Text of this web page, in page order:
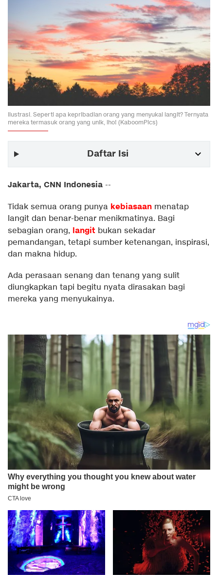
Ilustrasi. Seperti apa kepribadian orang yang menyukai langit? Ternyata
mereka termasuk orang yang unik, lho! (KaboomPics)
Daftar Isi
Jakarta, CNN Indonesia --
Tidak semua orang punya kebiasaan menatap
langit dan benar-benar menikmatinya. Bagi
sebagian orang, langit bukan sekadar
pemandangan, tetapi sumber ketenangan, inspirasi,
dan makna hidup.
Ada perasaan senang dan tenang yang sulit
diungkapkan tapi begitu nyata dirasakan bagi
mereka yang menyukainya.